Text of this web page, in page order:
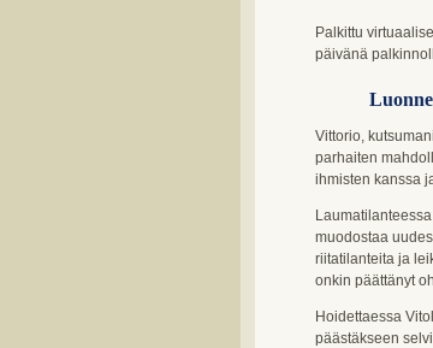
Palkittu
päivänä
Vittorio,
parhaiten
ihmisten kanssa
muodostaa
riitatilanteita ja
onkin päättänyt
Hoidettaessa
päästäkseen